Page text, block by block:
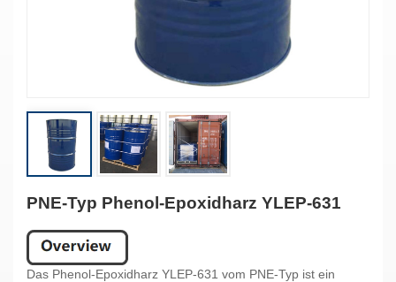
PNE-Typ Phenol-Epoxidharz YLEP-631
Das Phenol-Epoxidharz YLEP-631 vom PNE-Typ ist ein